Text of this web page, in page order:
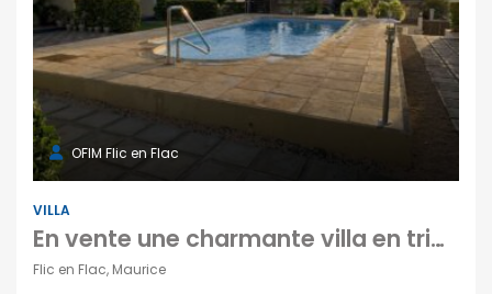
OFIM Flic en Flac
VILLA
En vente une charmante villa en triplex avec piscine et vue dégagée à Flic en Flac
Flic en Flac, Maurice